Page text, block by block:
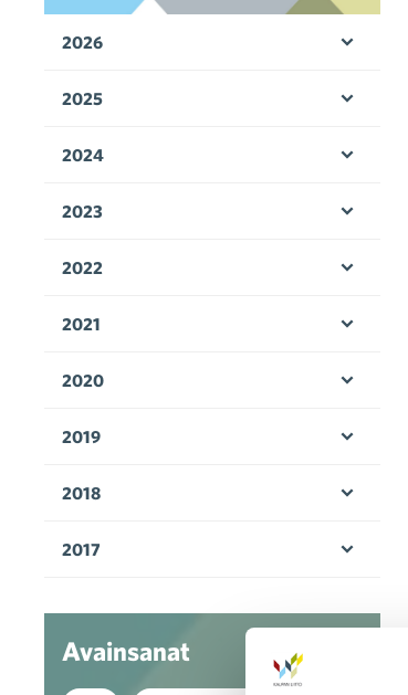
2026
2025
2024
2023
2022
2021
2020
2019
2018
2017
Avainsanat